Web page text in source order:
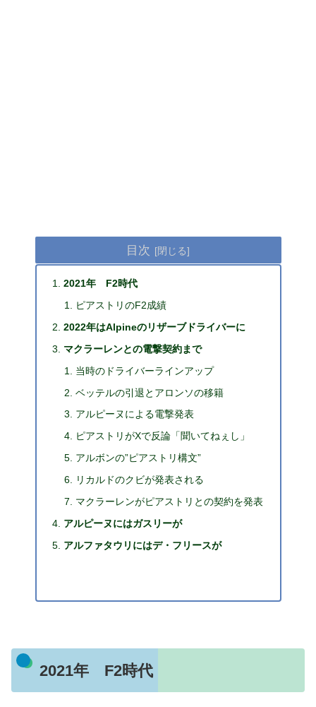
目次
2021年 F2時代
ピアストリのF2成績
2022年はAlpineのリザーブドライバーに
マクラーレンとの電撃契約まで
当時のドライバーラインアップ
ベッテルの引退とアロンソの移籍
アルピーヌによる電撃発表
ピアストリがXで反論「聞いてねぇし」
アルボンの”ピアストリ構文”
リカルドのクビが発表される
マクラーレンがピアストリとの契約を発表
アルピーヌにはガスリーが
アルファタウリにはデ・フリースが
2021年 F2時代